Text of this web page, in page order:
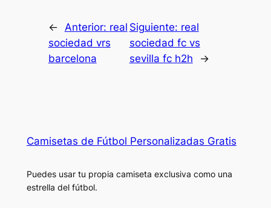
← Anterior: real
sociedad vrs
barcelona
Siguiente: real
sociedad fc vs
sevilla fc h2h
→
Camisetas de Fútbol Personalizadas Gratis
Puedes usar tu propia camiseta exclusiva como una
estrella del fútbol.